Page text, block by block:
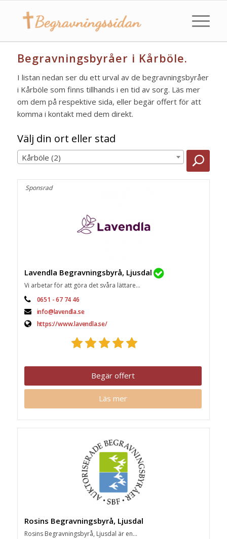
Begravningsbyråer i Kårböle.
I listan nedan ser du ett urval av de begravningsbyråer
i Kårböle som finns tillhands i en tid av sorg. Läs mer
om dem på respektive sida, eller begär offert för att
komma i kontakt med dem direkt.
Välj din ort eller stad
Kårböle (2)
Sponsrad
Lavendla Begravningsbyrå, Ljusdal
Vi arbetar för att göra det svåra lättare...
0651 - 67 74 46
info@lavendla.se
https://www.lavendla.se/
Begär offert
Läs mer
Rosins Begravningsbyrå, Ljusdal
Rosins Begravningsbyrå, Ljusdal är en...